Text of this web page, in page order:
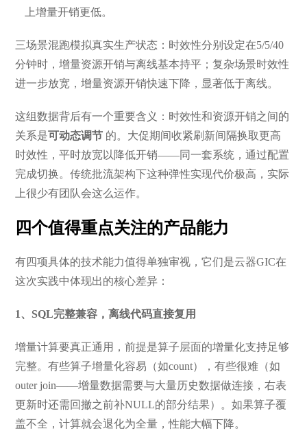
上增量开销更低。
三场景混跑模拟真实生产状态：时效性分别设定在5/5/40
分钟时，增量资源开销与离线基本持平；复杂场景时效性
进一步放宽，增量资源开销快速下降，显著低于离线。
这组数据背后有一个重要含义：时效性和资源开销之间的
关系是可动态调节 的。大促期间收紧刷新间隔换取更高
时效性，平时放宽以降低开销——同一套系统，通过配置
完成切换。传统批流架构下这种弹性实现代价极高，实际
上很少有团队会这么运作。
四个值得重点关注的产品能力
有四项具体的技术能力值得单独审视，它们是云器GIC在
这次实践中体现出的核心差异：
1、SQL完整兼容，离线代码直接复用
增量计算要真正通用，前提是算子层面的增量化支持足够
完整。有些算子增量化容易（如count），有些很难（如
outer join——增量数据需要与大量历史数据做连接，右表
更新时还需回撤之前补NULL的部分结果）。如果算子覆
盖不全，计算就会退化为全量，性能大幅下降。